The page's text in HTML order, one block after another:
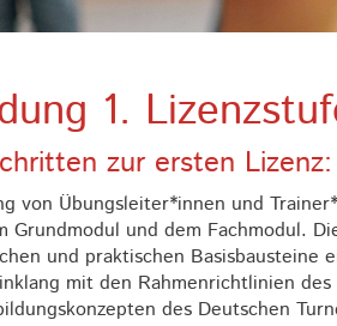
1.
zur ersten
von Übungsleiter*innen und
Grundmodul und dem Fachmodul.
und praktischen
mit den Rahmenrichtlinien
des Deutschen